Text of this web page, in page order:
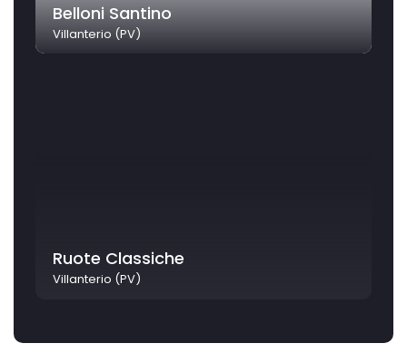
Belloni Santino
Villanterio (PV)
Ruote Classiche
Villanterio (PV)